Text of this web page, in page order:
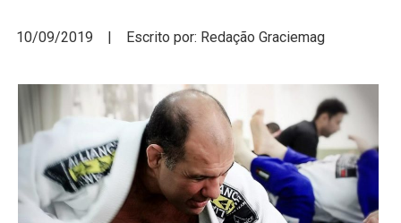
10/09/2019 | Escrito por: Redação Graciemag